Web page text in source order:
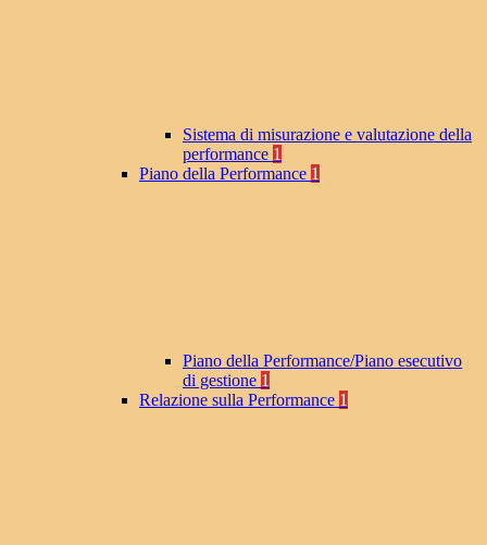
Sistema di misurazione e valutazione della
performance 1
Piano della Performance 1
Piano della Performance/Piano esecutivo
di gestione 1
Relazione sulla Performance 1